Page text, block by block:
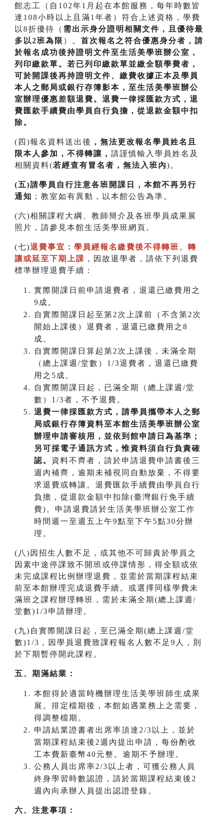
館志工（自102年1月起在本館服務，每年時數皆
達108小時以上且滿1年者）符合上述資格，學費
以8折優待（ 需出示身分證明相關文件，且優待最
多以2班為限 ）。 首次報名之符合優惠身分者，請
於報名成功後持證明文件至生活美學班辦公室，
列印繳款單。若已列印繳款單並繳全額學費者，
可於開課後再持證明文件、繳費收據正本及學員
本人之郵局或銀行存簿影本，至生活美學班辦公
室辦理優惠差額退費。 退費一律採匯款方式，退
費匯款手續費由學員自行負擔，從退款金額中扣
除。
(四)報名資料送出後 ，無法更改報名學員姓名且
限本人參加，不得轉讓， 請謹慎輸入學員姓名及
相關資料(若經查有冒名者，無法入班內)。
(五)請學員自行注意各班開課日，本館不再另行
通知 ；教室如有異動，以本館公告為準。
(六)相關課程大綱、教師簡介及各班學員成果展
照片，請參見本館生活美學班網頁。
(七)退費事宜：學員經報名繳費後不得轉班、 轉
讓或延至下期上課 ，因故退學者，請依下列退費
標準辦理退費手續：
實際開課日前申請退費者，退還已繳費用之
9成。
自實際開課日起至第2次上課前（不含第2次
開始上課後）退費者，退還已繳費用之8
成。
自實際開課日算起第2次上課後，未滿全期
（總上課週/堂數）1/3退費者，退還已繳費
用之5成。
自實際開課日起，已滿全期（總上課週/堂
數）1/3者，不予退費。
退費一律採匯款方式，請學員攜帶本人之郵
局或銀行存簿資料至本館生活美學班辦公室
辦理申請審核用，並依到館申請日為基準；
另可採電子通訊方式，惟資料須自行負責確
認。 資料不齊者，請於申請退費申請書後三
週內補齊，逾期未補視同自動放棄，不得要
求退費或轉讓。退費匯款手續費由學員自行
負擔，從退款金額中扣除(臺灣銀行免手續
費)。申請退費請於生活美學班辦公室工作
時間週一至週五上午9點至下午5點30分辦
理。
(八)因招生人數不足，或其他不可歸責於學員之
因素中途停課致不開班或停課情形，得全額或依
未完成課程比例辦理退費，並需於當期課程結束
前至本館辦理完成退費手續。或選擇同樣學費未
滿班之課程辦理轉班，需於未滿全期(總上課週/
堂數)1/3申請辦理。
(九)自實際開課日起，至已滿全期(總上課週/堂
數)1/3，因學員退費致課程報名人數不足9人，則
於下期暫停開此課程。
五、期滿結業：
本館得於適當時機辦理生活美學班師生成果
展。排定檔期後，本館如遇業務上之需要，
得調整檔期。
申請結業證書者出席率須達2/3以上，並於
當期課程結束後2週內提出申請，每份酌收
工本費新臺幣40元整。逾期不予辦理。
公務人員出席率2/3以上者，可獲公務人員
終身學習時數認證，請於當期課程結束後2
週內向承辦人員提出認證登錄。
六、注意事項：